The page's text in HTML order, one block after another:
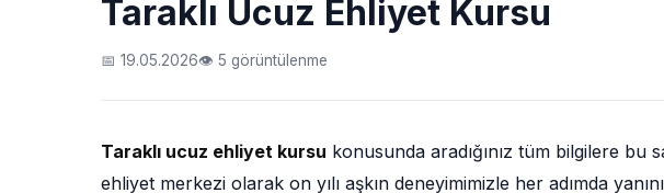
Taraklı Ucuz Ehliyet Kursu
📅 19.05.2026👁 5 görüntülenme
Taraklı ucuz ehliyet kursu konusunda aradığınız tüm bilgilere bu
ehliyet merkezi olarak on yılı aşkın deneyimimizle her adımda